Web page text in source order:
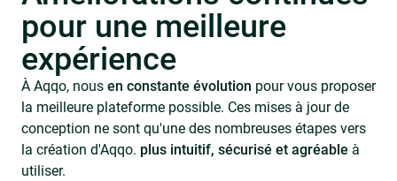
pour une meilleure
expérience
À Aqqo, nous en constante évolution pour vous proposer
la meilleure plateforme possible. Ces mises à jour de
conception ne sont qu'une des nombreuses étapes vers
la création d'Aqqo. plus intuitif, sécurisé et agréable à
utiliser.